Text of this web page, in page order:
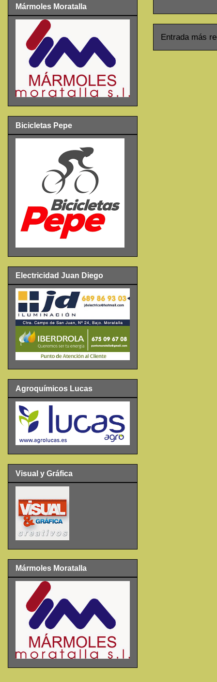
Entrada más
Mármoles Moratalla
Bicicletas Pepe
Electricidad Juan Diego
Agroquímicos Lucas
Visual y Gráfica
Mármoles Moratalla